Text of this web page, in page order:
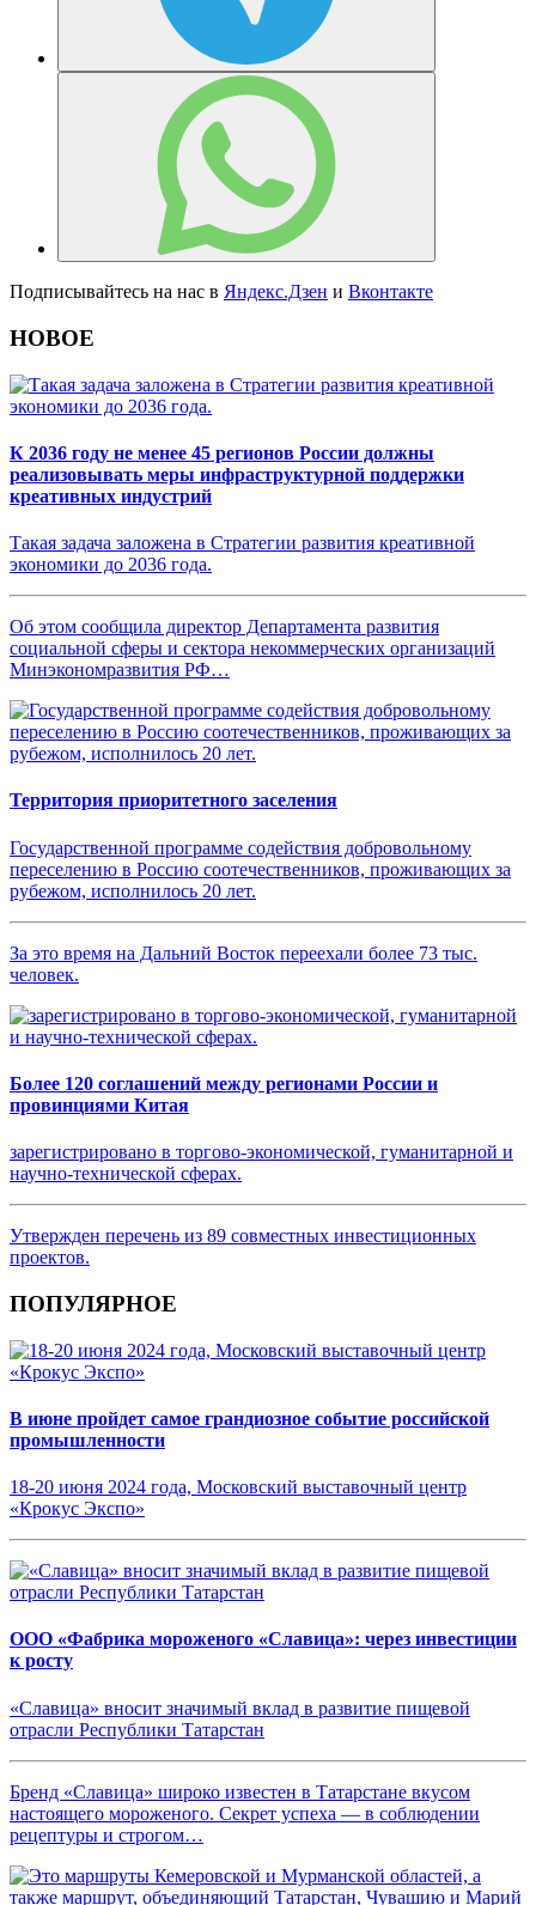
Подписывайтесь на нас в Яндекс.Дзен и Вконтакте
НОВОЕ
К 2036 году не менее 45 регионов России должны
реализовывать меры инфраструктурной поддержки
креативных индустрий
Такая задача заложена в Стратегии развития креативной
экономики до 2036 года.
Об этом сообщила директор Департамента развития
социальной сферы и сектора некоммерческих организаций
Минэкономразвития РФ…
Территория приоритетного заселения
Государственной программе содействия добровольному
переселению в Россию соотечественников, проживающих за
рубежом, исполнилось 20 лет.
За это время на Дальний Восток переехали более 73 тыс.
человек.
Более 120 соглашений между регионами России и
провинциями Китая
зарегистрировано в торгово-экономической, гуманитарной и
научно-технической сферах.
Утвержден перечень из 89 совместных инвестиционных
проектов.
ПОПУЛЯРНОЕ
В июне пройдет самое грандиозное событие российской
промышленности
18-20 июня 2024 года, Московский выставочный центр
«Крокус Экспо»
ООО «Фабрика мороженого «Славица»: через инвестиции
к росту
«Славица» вносит значимый вклад в развитие пищевой
отрасли Республики Татарстан
Бренд «Славица» широко известен в Татарстане вкусом
настоящего мороженого. Секрет успеха — в соблюдении
рецептуры и строгом…